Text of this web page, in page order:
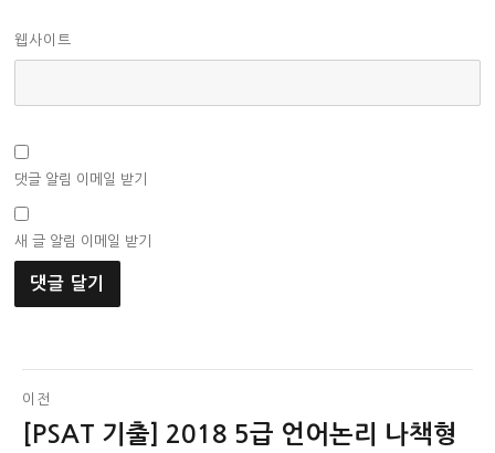
웹사이트
댓글 알림 이메일 받기
새 글 알림 이메일 받기
글
탐
이전
이[PSAT 기출] 2018 5급 언어논리 나책형